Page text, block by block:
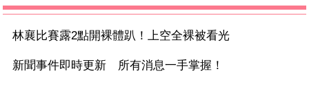
林襄比賽露2點開裸體趴！上空全裸被看光
新聞事件即時更新 所有消息一手掌握！